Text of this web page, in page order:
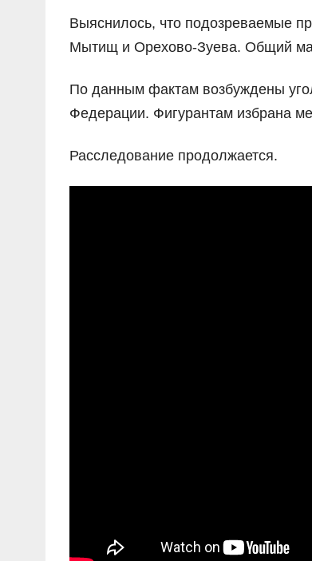
Выяснилось, что подозреваемые
Мытищ и Орехово-Зуева. Общий
По данным фактам возбуждены
Федерации. Фигурантам избрана
Расследование продолжается.